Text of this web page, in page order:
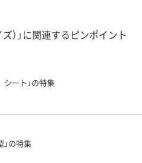
）」に関連するピンポイント
ート」の特集
の特集